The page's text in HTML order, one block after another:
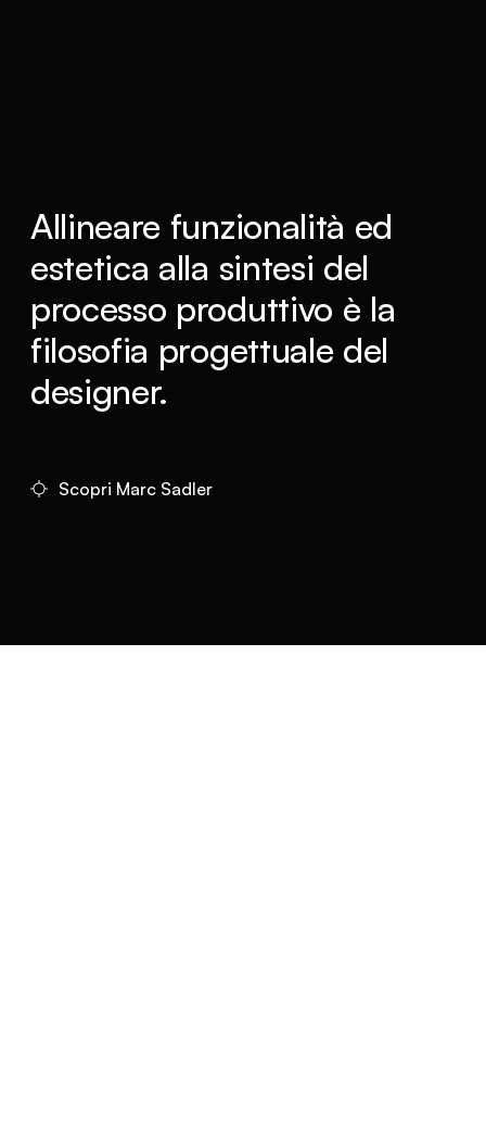
Allineare funzionalità ed
estetica alla sintesi del
processo produttivo è la
filosofia progettuale del
designer.
Scopri Marc Sadler